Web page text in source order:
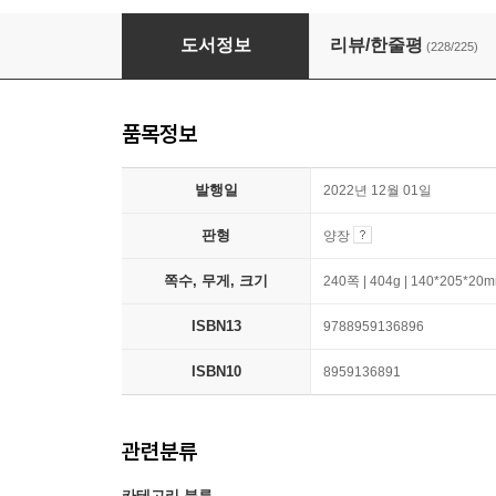
스물아홉 생일, 1년 후 죽기로 결심했다
도서정보 리뷰/한줄평 (228/225)
품목정보
발행일 2022년 12월 01일
판형 양장
쪽수, 무게, 크기 240쪽 | 404g |
ISBN13 9788959136896
ISBN10 8959136891
관련분류